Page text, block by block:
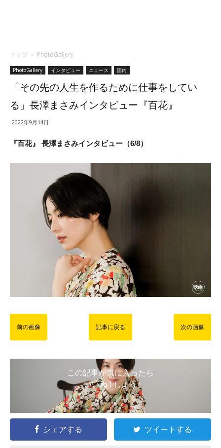
トップ PhotoGallery
PhotoGallery インタビュー ニュース 国内
「その先の人生を作るために仕事をしてい
る」長澤まさみインタビュー『百花』
2022年9月14日
『百花』 長澤まさみインタビュー（6/8）
前の画像 記事に戻る 次の画像
この記事が気に入ったら
いいね ! しよう
シェアする ツイートする